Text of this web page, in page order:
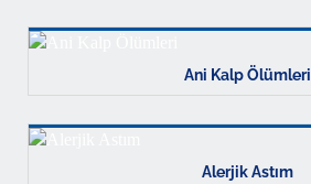
Ani Kalp Ölümleri
Alerjik Astım